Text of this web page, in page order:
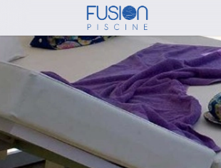
to
main
content